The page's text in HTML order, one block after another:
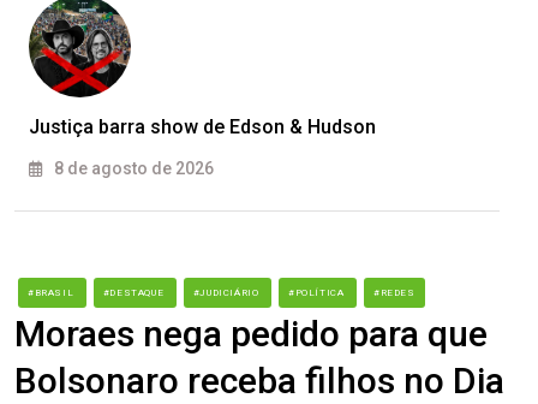
Justiça barra show de Edson & Hudson
8 de agosto de 2026
#BRASIL #DESTAQUE #JUDICIÁRIO #POLÍTICA #REDES
Moraes nega pedido para que
Bolsonaro receba filhos no Dia